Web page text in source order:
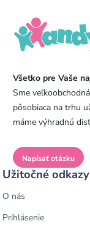
Všetko pre Vaše
Sme
pôsobiaca na trhu
máme výhradnú
Napísať otázku
Užitočné odkazy
O nás
Prihlásenie